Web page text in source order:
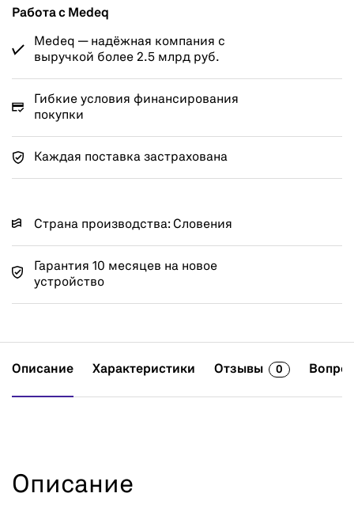
Работа с Medeq
Medeq — надёжная компания с
выручкой более 2.5 млрд руб.
Гибкие условия финансирования
покупки
Каждая поставка застрахована
Страна производства: Словения
Гарантия 10 месяцев на новое
устройство
Описание Характеристики Отзывы 0
Описание